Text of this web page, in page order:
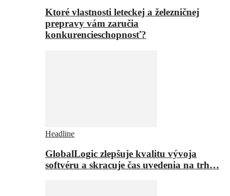
Ktoré vlastnosti leteckej a železničnej
prepravy vám zaručia
konkurencieschopnosť?
Headline
GlobalLogic zlepšuje kvalitu vývoja
softvéru a skracuje čas uvedenia na trh…